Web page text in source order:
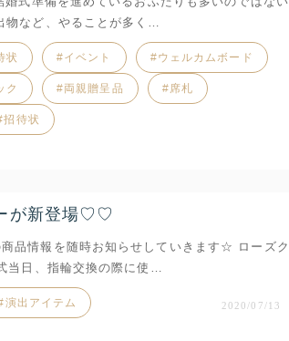
物など、やることが多く…
状 イベント ウェルカムボード
ク 両親贈呈品 席札
招待状
が新登場♡♡
品情報を随時お知らせしていきます☆ ローズク
当日、指輪交換の際に使…
演出アイテム 2020/07/13